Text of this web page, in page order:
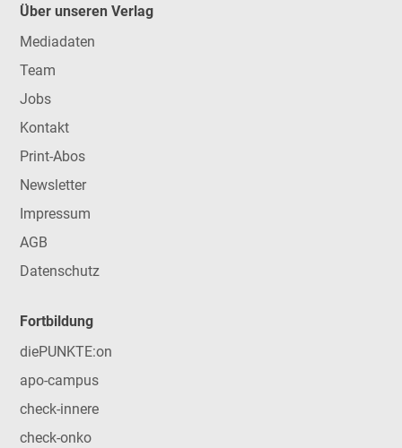
Über unseren Verlag
Mediadaten
Team
Jobs
Kontakt
Print-Abos
Newsletter
Impressum
AGB
Datenschutz
Fortbildung
diePUNKTE:on
apo-campus
check-innere
check-onko